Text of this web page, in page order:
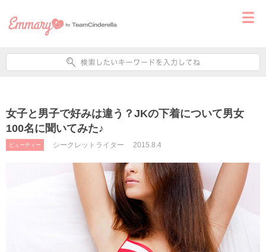
女子と男子で好みは違う？JKの下着について男女
100名に聞いてみた♪
ビューティー シークレットライター 2015.8.4